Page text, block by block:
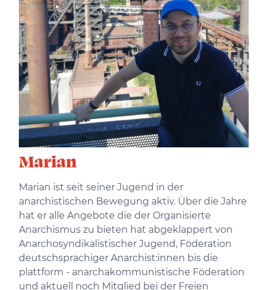
Marian
Marian ist seit seiner Jugend in der
anarchistischen Bewegung aktiv. Über die Jahre
hat er alle Angebote die der Organisierte
Anarchismus zu bieten hat abgeklappert von
Anarchosyndikalistischer Jugend, Föderation
deutschsprachiger Anarchist:innen bis die
plattform - anarchakommunistische Föderation
und aktuell noch Mitglied bei der Freien